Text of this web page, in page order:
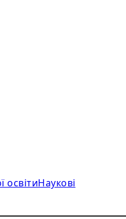
освітиНаукові